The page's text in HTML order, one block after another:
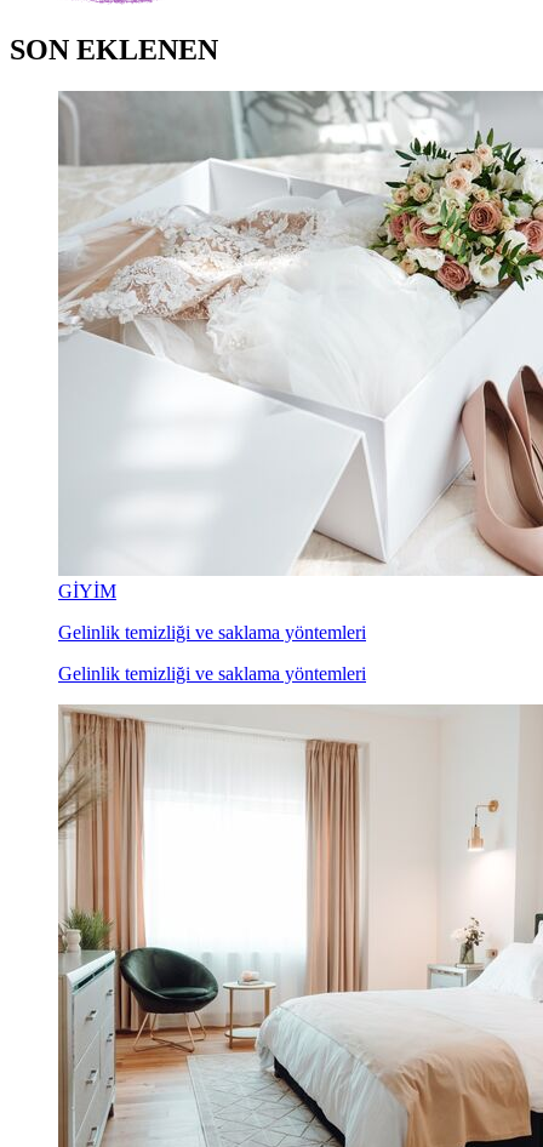
SON EKLENEN
GİYİM
Gelinlik temizliği ve saklama yöntemleri
Gelinlik temizliği ve saklama yöntemleri